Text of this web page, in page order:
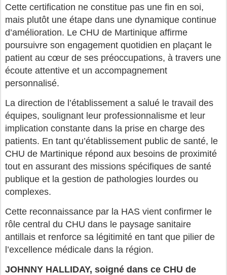
Cette certification ne constitue pas une fin en soi,
mais plutôt une étape dans une dynamique continue
d’amélioration. Le CHU de Martinique affirme
poursuivre son engagement quotidien en plaçant le
patient au cœur de ses préoccupations, à travers une
écoute attentive et un accompagnement
personnalisé.
La direction de l’établissement a salué le travail des
équipes, soulignant leur professionnalisme et leur
implication constante dans la prise en charge des
patients. En tant qu’établissement public de santé, le
CHU de Martinique répond aux besoins de proximité
tout en assurant des missions spécifiques de santé
publique et la gestion de pathologies lourdes ou
complexes.
Cette reconnaissance par la HAS vient confirmer le
rôle central du CHU dans le paysage sanitaire
antillais et renforce sa légitimité en tant que pilier de
l’excellence médicale dans la région.
JOHNNY HALLIDAY, soigné dans ce CHU de